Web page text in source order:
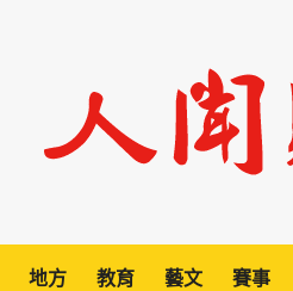
地方 教育 藝文 賽事